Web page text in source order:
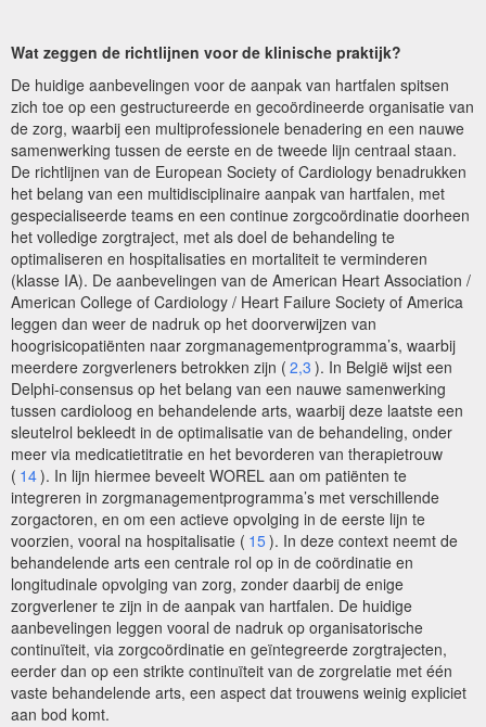
Wat zeggen de richtlijnen voor de klinische praktijk?
De huidige aanbevelingen voor de aanpak van hartfalen spitsen
zich toe op een gestructureerde en gecoördineerde organisatie van
de zorg, waarbij een multiprofessionele benadering en een nauwe
samenwerking tussen de eerste en de tweede lijn centraal staan.
De richtlijnen van de European Society of Cardiology benadrukken
het belang van een multidisciplinaire aanpak van hartfalen, met
gespecialiseerde teams en een continue zorgcoördinatie doorheen
het volledige zorgtraject, met als doel de behandeling te
optimaliseren en hospitalisaties en mortaliteit te verminderen
(klasse IA). De aanbevelingen van de American Heart Association /
American College of Cardiology / Heart Failure Society of America
leggen dan weer de nadruk op het doorverwijzen van
hoogrisicopatiënten naar zorgmanagementprogramma’s, waarbij
meerdere zorgverleners betrokken zijn ( 2,3 ). In België wijst een
Delphi-consensus op het belang van een nauwe samenwerking
tussen cardioloog en behandelende arts, waarbij deze laatste een
sleutelrol bekleedt in de optimalisatie van de behandeling, onder
meer via medicatietitratie en het bevorderen van therapietrouw
( 14). In lijn hiermee beveelt WOREL aan om patiënten te
integreren in zorgmanagementprogramma’s met verschillende
zorgactoren, en om een actieve opvolging in de eerste lijn te
voorzien, vooral na hospitalisatie ( 15). In deze context neemt de
behandelende arts een centrale rol op in de coördinatie en
longitudinale opvolging van zorg, zonder daarbij de enige
zorgverlener te zijn in de aanpak van hartfalen. De huidige
aanbevelingen leggen vooral de nadruk op organisatorische
continuïteit, via zorgcoördinatie en geïntegreerde zorgtrajecten,
eerder dan op een strikte continuïteit van de zorgrelatie met één
vaste behandelende arts, een aspect dat trouwens weinig expliciet
aan bod komt.